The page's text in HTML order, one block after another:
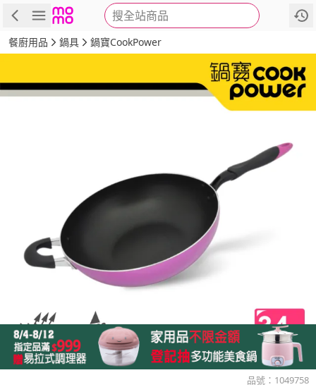
搜全站商品
商品 評價 詳情
餐廚用品 鍋具 鍋寶CookPower
品號： 1049758